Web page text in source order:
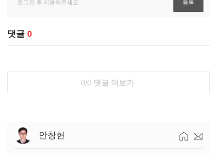
댓글 0
0/0 댓글 더보기
안창현